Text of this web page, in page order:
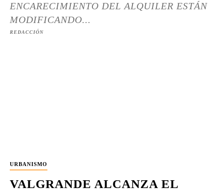
ENCARECIMIENTO DEL ALQUILER ESTÁN
MODIFICANDO...
REDACCIÓN
URBANISMO
VALGRANDE ALCANZA EL